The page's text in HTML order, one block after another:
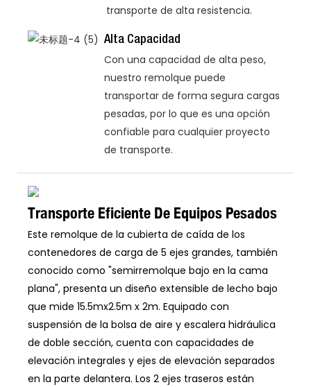
transporte de alta resistencia.
Alta Capacidad
Con una capacidad de alta peso,
nuestro remolque puede
transportar de forma segura cargas
pesadas, por lo que es una opción
confiable para cualquier proyecto
de transporte.
Transporte Eficiente De Equipos Pesados
Este remolque de la cubierta de caída de los
contenedores de carga de 5 ejes grandes, también
conocido como "semirremolque bajo en la cama
plana", presenta un diseño extensible de lecho bajo
que mide 15.5mx2.5m x 2m. Equipado con
suspensión de la bolsa de aire y escalera hidráulica
de doble sección, cuenta con capacidades de
elevación integrales y ejes de elevación separados
en la parte delantera. Los 2 ejes traseros están